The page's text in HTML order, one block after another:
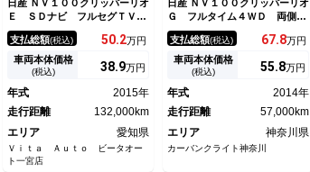
日産 ＮＶ１００クリッパーリオ
Ｅ ＳＤナビ フルセグＴＶ
スマートキー ＨＩＤヘッドラ
イト 衝突軽減ブレーキ 片側
パワスラ Ｂｌｕｅｔｏｏｔ
ｈ 純正１４インチアルミ
支払総額(税込) 50.2万円
車両本体価格
(税込) 38.9万円
年式
2015年
走行距離
132,000km
エリア
愛知県
Ｖｉｔａ Ａｕｔｏ ビータオー
ト一宮店
日産 ＮＶ１００クリッパーリオ
Ｇ フルタイム４ＷＤ 両側オ
ートスライド
支払総額(税込) 67.8万円
車両本体価格
(税込) 55.8万円
年式
2014年
走行距離
57,000km
エリア
神奈川県
カーバンクライト神奈川